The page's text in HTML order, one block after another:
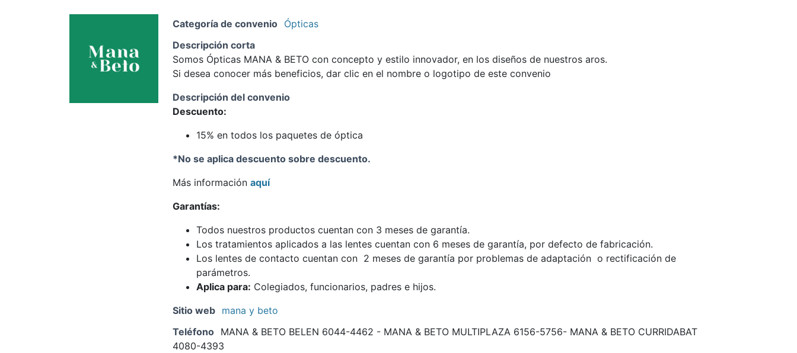
Categoría de convenio Ópticas
Descripción corta
Somos Ópticas MANA & BETO con concepto y estilo innovador, en los diseños de nuestros aros.
Si desea conocer más beneficios, dar clic en el nombre o logotipo de este convenio
Descripción del convenio
Descuento:
15% en todos los paquetes de óptica
*No se aplica descuento sobre descuento.
Más información aquí
Garantías:
Todos nuestros productos cuentan con 3 meses de garantía.
Los tratamientos aplicados a las lentes cuentan con 6 meses de garantía, por defecto de fabricación.
Los lentes de contacto cuentan con 2 meses de garantía por problemas de adaptación o rectificación de
parámetros.
Aplica para: Colegiados, funcionarios, padres e hijos.
Sitio web mana y beto
Teléfono MANA & BETO BELEN 6044-4462 - MANA & BETO MULTIPLAZA 6156-5756- MANA & BETO CURRIDABAT
4080-4393